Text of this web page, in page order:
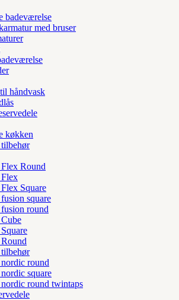
badeværelse
med bruser
håndvask
køkken
Round
Square
square
round
round
square
round twintaps